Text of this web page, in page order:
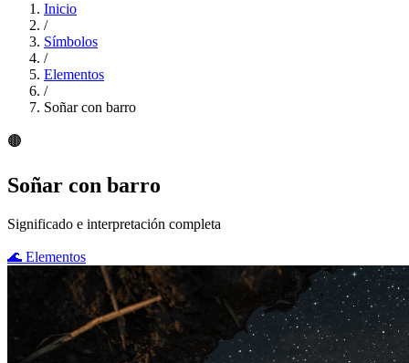
Inicio
/
Símbolos
/
Elementos
/
Soñar con barro
🟤
Soñar con barro
Significado e interpretación completa
🌊 Elementos